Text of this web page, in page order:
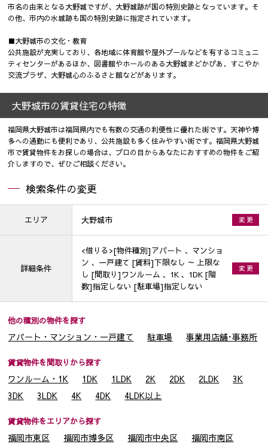
市名の由来となる大野城ですが、大野城跡が国の特別史跡となっています。そ
の他、市内の水城跡も国の特別史跡に指定されています。
■大野城市の文化・教育
公共施設が充実しており、各地域に体育館や屋外プールなどを有するコミュニ
ティセンターがあるほか、図書館やホールのある大野城まどかぴあ、すこやか
交流プラザ、大野城心のふるさと館などがあります。
大野城市の賃貸住宅の特徴
福岡県大野城市は福岡県内でも有数の交通の利便性に優れた街です。天神や博
多への通勤にも便利であり、公共施設も多く住みやすい街です。福岡県大野城
市で賃貸物件をお探しの場合は、プロの目からあなたにおすすめの物件をご紹
介しますので、ぜひご相談ください。
検索条件の変更
エリア 大野城市 変 更
詳細条件
<借りる>[物件種別]アパート 、マンショ
ン 、一戸建て [賃料]下限なし ～ 上限な
し [間取り]ワンルーム 、1K 、1DK [階
数]指定しない [駐車場]指定しない
変 更
他の種別の物件を探す
アパート・マンション・一戸建て 駐車場 事業用店舗･事務所
賃貸物件を間取りから探す
ワンルーム・1K 1DK 1LDK 2K 2DK 2LDK
3K
3DK
3LDK 4K 4DK 4LDK以上
賃貸物件をエリアから探す
福岡市東区 福岡市博多区 福岡市中央区
福岡市南区